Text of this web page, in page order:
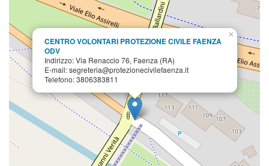
CENTRO VOLONTARI PROTEZIONE CIVILE FAENZA
ODV
Indirizzo: Via Renaccio 76, Faenza (RA)
E-mail: segreteria@protezionecivilefaenza.it
Telefono: 3806383811
×